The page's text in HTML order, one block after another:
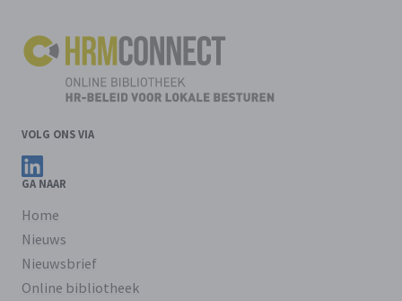
VOLG ONS VIA
Volg ons op LinkedIn
GA NAAR
Home
Nieuws
Nieuwsbrief
Online bibliotheek